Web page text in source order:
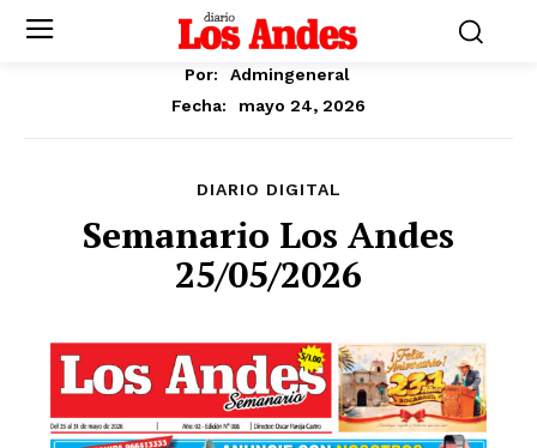
Por:
Admingeneral
Fecha:
mayo 24, 2026
DIARIO DIGITAL
Semanario Los Andes
25/05/2026